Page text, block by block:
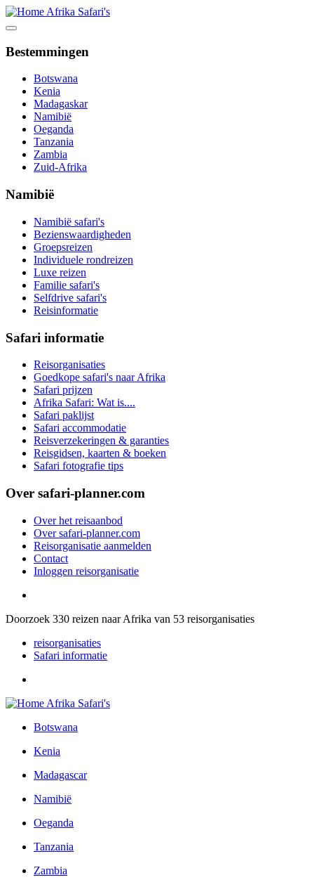
Bestemmingen
Botswana
Kenia
Madagaskar
Namibië
Oeganda
Tanzania
Zambia
Zuid-Afrika
Namibië
Namibië safari's
Bezienswaardigheden
Groepsreizen
Individuele rondreizen
Luxe reizen
Familie safari's
Selfdrive safari's
Reisinformatie
Safari informatie
Reisorganisaties
Goedkope safari's naar Afrika
Safari prijzen
Afrika Safari: Wat is....
Safari paklijst
Safari accommodatie
Reisverzekeringen & garanties
Reisgidsen, kaarten & boeken
Safari fotografie tips
Over safari-planner.com
Over het reisaanbod
Over safari-planner.com
Reisorganisatie aanmelden
Contact
Inloggen reisorganisatie
Doorzoek 330 reizen naar Afrika van 53 reisorganisaties
reisorganisaties
Safari informatie
Botswana
Kenia
Madagascar
Namibië
Oeganda
Tanzania
Zambia